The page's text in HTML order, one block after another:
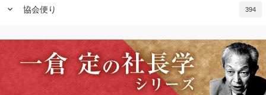
keyboard_arrow_down 協会便り 394